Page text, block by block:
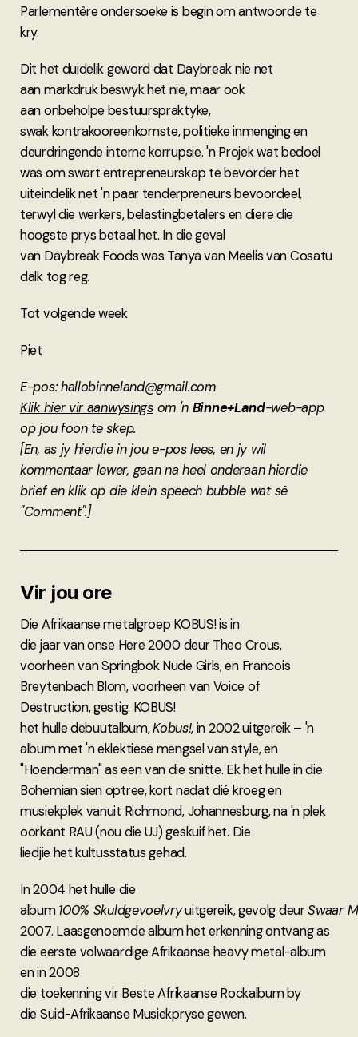
Parlementêre ondersoeke is begin om antwoorde te
kry.
Dit het duidelik geword dat Daybreak nie net
aan markdruk beswyk het nie, maar ook
aan onbeholpe bestuurspraktyke,
swak kontrakooreenkomste, politieke inmenging en
deurdringende interne korrupsie. 'n Projek wat bedoel
was om swart entrepreneurskap te bevorder het
uiteindelik net 'n paar tenderpreneurs bevoordeel,
terwyl die werkers, belastingbetalers en diere die
hoogste prys betaal het. In die geval
van Daybreak Foods was Tanya van Meelis van Cosatu
dalk tog reg.
Tot volgende week
Piet
E-pos: hallobinneland@gmail.com
Klik hier vir aanwysingsom 'n Binne+Land-web-app
op jou foon te skep.
[En, as jy hierdie in jou e-pos lees, en jy wil
kommentaar lewer, gaan na heel onderaan hierdie
brief en klik op die klein speech bubble wat sê
"Comment".]
Vir jou ore
Die Afrikaanse metalgroep KOBUS! is in
die jaar van onse Here 2000 deur Theo Crous,
voorheen van Springbok Nude Girls, en Francois
Breytenbach Blom, voorheen van Voice of
Destruction, gestig. KOBUS!
het hulle debuutalbum,Kobus!, in 2002 uitgereik – 'n
album met 'n eklektiese mengsel van style, en
"Hoenderman" as een van die snitte. Ek het hulle in die
Bohemian sien optree, kort nadat dié kroeg en
musiekplek vanuit Richmond, Johannesburg, na 'n plek
oorkant RAU (nou die UJ) geskuif het. Die
liedjie het kultusstatus gehad.
In 2004 het hulle die
album100% Skuldgevoelvryuitgereik, gevolg deurSwaar
2007. Laasgenoemde album het erkenning ontvang as
die eerste volwaardige Afrikaanse heavy metal-album
en in 2008
die toekenning vir Beste Afrikaanse Rockalbum by
die Suid-Afrikaanse Musiekpryse gewen.